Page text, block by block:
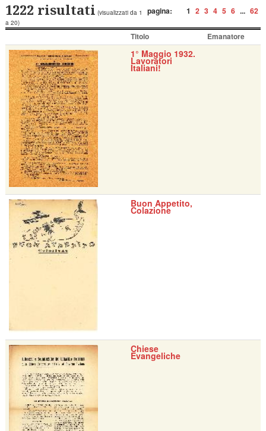
pagina: 1 2 3 4 5 6 ... 62
1222 risultati (visualizzati da 1
a 20)
Titolo Emanatore
1° Maggio 1932.
Lavoratori
Italiani!
Buon Appetito,
Colazione
Chiese
Evangeliche